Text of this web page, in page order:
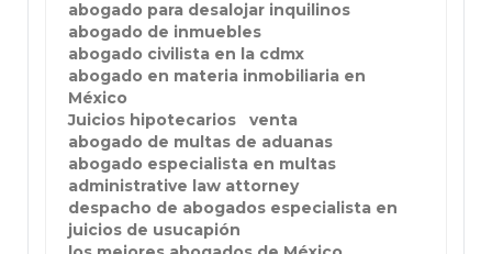
abogado para desalojar inquilinos
abogado de inmuebles
abogado civilista en la cdmx
abogado en materia inmobiliaria en
México
Juicios hipotecarios
venta
abogado de multas de aduanas
abogado especialista en multas
administrative law attorney
despacho de abogados especialista en
juicios de usucapión